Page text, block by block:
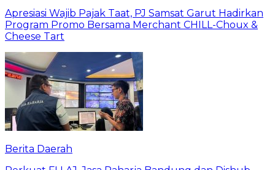
Apresiasi Wajib Pajak Taat, PJ Samsat Garut Hadirkan
Program Promo Bersama Merchant CHILL-Choux &
Cheese Tart
Berita Daerah